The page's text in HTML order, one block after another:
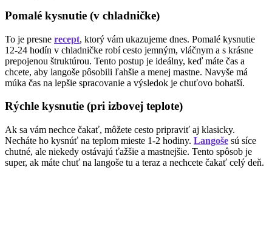
Pomalé kysnutie (v chladničke)
To je presne recept, ktorý vám ukazujeme dnes. Pomalé kysnutie
12-24 hodín v chladničke robí cesto jemným, vláčnym a s krásne
prepojenou štruktúrou. Tento postup je ideálny, keď máte čas a
chcete, aby langoše pôsobili ľahšie a menej mastne. Navyše má
múka čas na lepšie spracovanie a výsledok je chuťovo bohatší.
Rýchle kysnutie (pri izbovej teplote)
Ak sa vám nechce čakať, môžete cesto pripraviť aj klasicky.
Necháte ho kysnúť na teplom mieste 1-2 hodiny. Langoše sú síce
chutné, ale niekedy ostávajú ťažšie a mastnejšie. Tento spôsob je
super, ak máte chuť na langoše tu a teraz a nechcete čakať celý deň.